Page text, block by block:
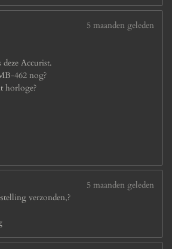
5 maanden geleden
Accurist.
462 nog?
horloge?
5 maanden geleden
verzonden,?